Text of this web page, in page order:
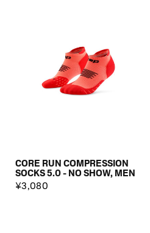
CORE RUN COMPRESSION
SOCKS 5.0 - NO SHOW, MEN
¥3,080